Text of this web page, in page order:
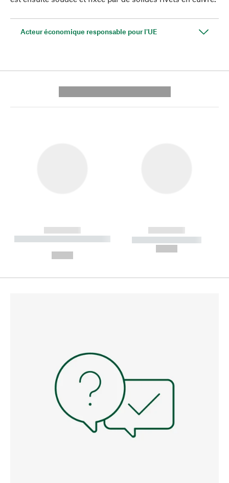
Acteur économique responsable pour l'UE
------------
----------- ----------- --------
------------
----------- -----------